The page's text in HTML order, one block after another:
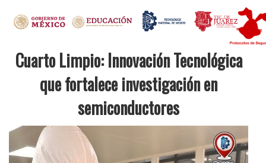
Cuarto Limpio: Innovación Tecnológica
que fortalece investigación en
semiconductores